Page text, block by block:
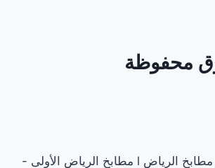
محفوظة
© 2026 أفضل مطابخ الرياض l مطابخ الرياض الأولى -